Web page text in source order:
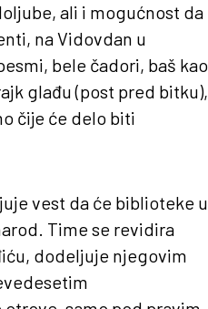
ali i mogućnost da
na Vidovdan u
bele čadori, baš kao
glađu (post pred bitku),
čije će delo biti
vest da će biblioteke u
Time se revidira
dodeljuje njegovim